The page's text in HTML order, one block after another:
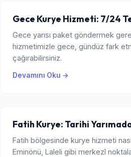
Gece Kurye Hizmeti: 7/24
Gece yarısı paket göndermek
hizmetimizle gece, gündüz fark
çağırabilirsiniz.
Devamını Oku →
Fatih Kurye: Tarihi
Fatih bölgesinde kurye hizmeti
Eminönü, Laleli gibi merkezî